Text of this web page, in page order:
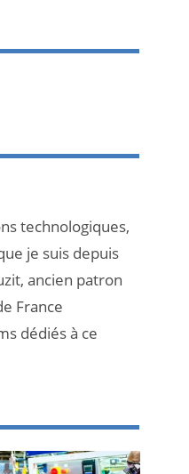
technologiques,
je suis depuis
ancien patron
France
dédiés à ce